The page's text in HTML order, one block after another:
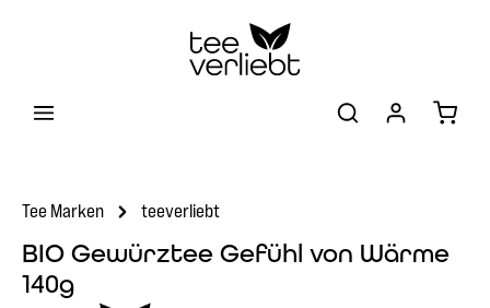
Tee Marken teeverliebt
BIO Gewürztee Gefühl von Wärme
140g